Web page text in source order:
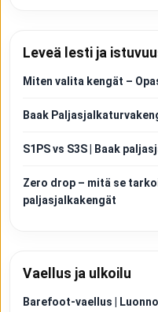
Leveä lesti ja
Miten valita kengät –
Baak
S1PS vs S3S | Baak
Zero drop – mitä se
paljasjalkakengät
Vaellus ja ulkoilu
Barefoot-vaellus |